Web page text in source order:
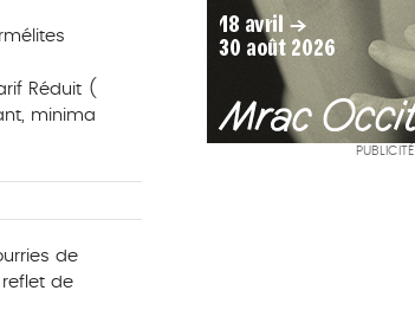
Réduit (
minima
de
de
PUBLICITÉ